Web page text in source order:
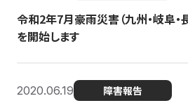
令和2年7月豪雨災害（九州・岐阜
を開始します
2020.06.19 障害報告